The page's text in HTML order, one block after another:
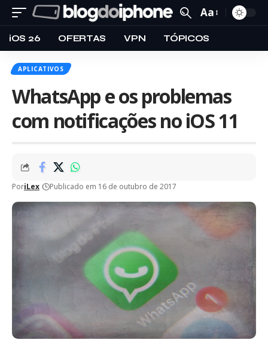
Aa
iOS 26 OFERTAS VPN TÓPICOS
APLICATIVOS
WhatsApp e os problemas
com notificações no iOS 11
PoriLex Publicado em 16 de outubro de 2017